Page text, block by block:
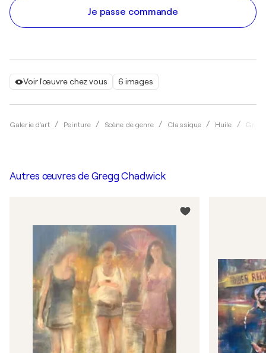
Voir l'œuvre chez vous 6 images
Galerie d'art Peinture Scène de genre Classique Huile
Je passe commande
Autres œuvres de Gregg Chadwick